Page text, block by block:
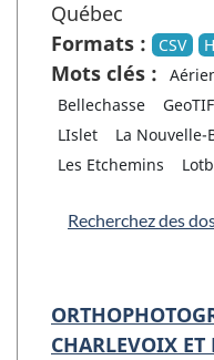
Québec
Formats :
CSV
Mots clés :
Bellechasse
LIslet
La Nouvelle-
Les Etchemins
Recherchez des
CHARLEVOIX ET